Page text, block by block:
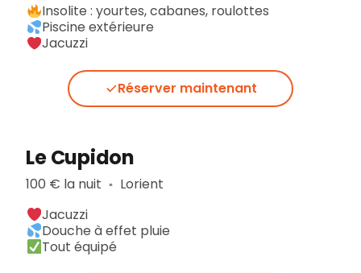
Insolite : yourtes, cabanes, roulottes
Piscine extérieure
Jacuzzi
Réserver maintenant
Le Cupidon
100 € la nuit ▪︎ Lorient
Jacuzzi
Douche à effet pluie
Tout équipé